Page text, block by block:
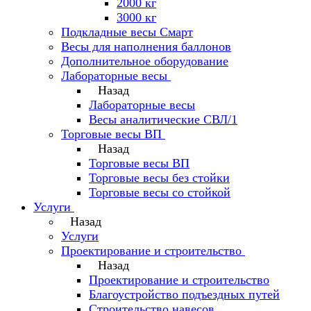
2000 кг
3000 кг
Подкладные весы Смарт
Весы для наполнения баллонов
Дополнительное оборудование
Лабораторные весы
Назад
Лабораторные весы
Весы аналитические СВЛ/1
Торговые весы ВП
Назад
Торговые весы ВП
Торговые весы без стойки
Торговые весы со стойкой
Услуги
Назад
Услуги
Проектирование и строительство
Назад
Проектирование и строительство
Благоустройство подъездных путей